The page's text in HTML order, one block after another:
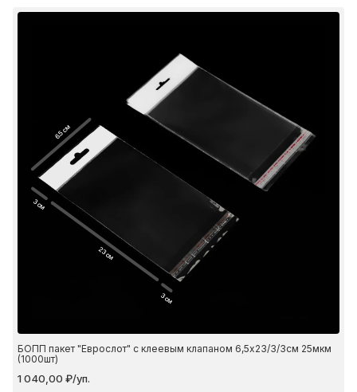
6.5 см
23 см
3 см
3 см
БОПП пакет "Еврослот" с клеевым клапаном 6,5х23/3/3см 25мкм
(1000шт)
1 040,00 ₽/уп.